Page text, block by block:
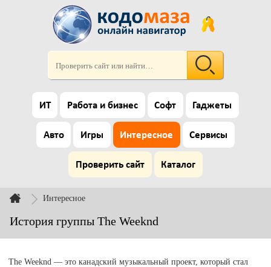
ИТ Работа и бизнес Софт Гаджеты
Авто Игры Интересное Сервисы
Проверить сайт Каталог
Интересное
История группы The Weeknd
The Weeknd — это канадский музыкальный проект, который стал